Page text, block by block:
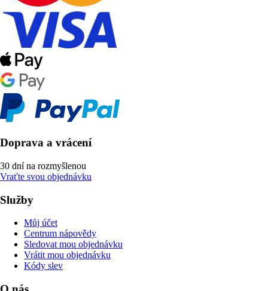
Doprava a vrácení
30 dní na rozmyšlenou
Vraťte svou objednávku
Služby
Můj účet
Centrum nápovědy
Sledovat mou objednávku
Vrátit mou objednávku
Kódy slev